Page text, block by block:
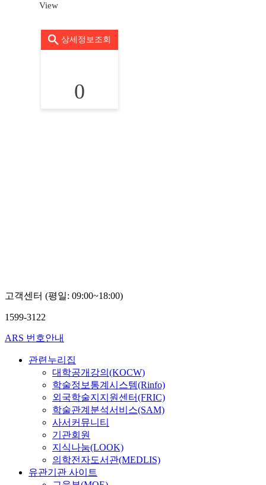
View
상세정보조회
0
고객센터 (평일: 09:00~18:00)
1599-3122
ARS 번호안내
관련누리집
대학공개강의(KOCW)
학술정보통계시스템(Rinfo)
외국학술지지원센터(FRIC)
학술관계분석서비스(SAM)
사서커뮤니티
기관회원
지식나눔(LOOK)
의학전자도서관(MEDLIS)
유관기관 사이트